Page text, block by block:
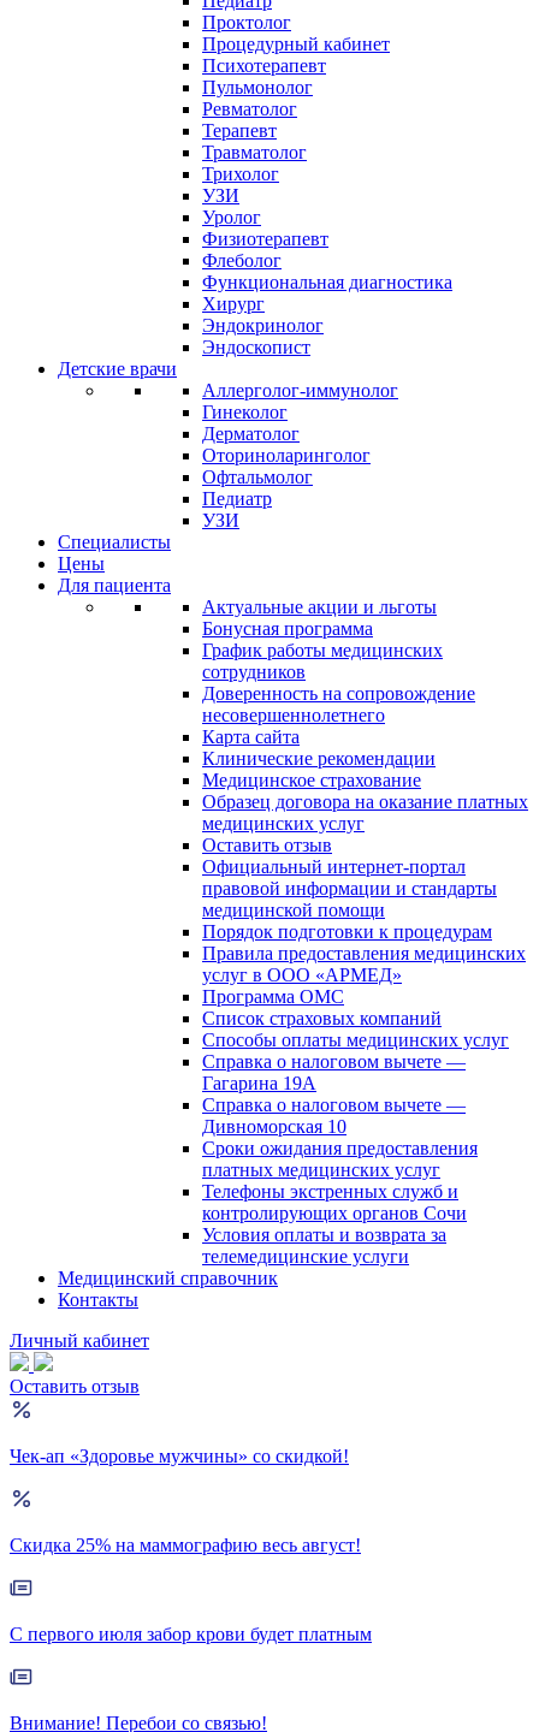
Проктолог
Процедурный кабинет
Психотерапевт
Пульмонолог
Ревматолог
Терапевт
Травматолог
Трихолог
УЗИ
Уролог
Физиотерапевт
Флеболог
Функциональная диагностика
Хирург
Эндокринолог
Эндоскопист
Детские врачи
Аллерголог-иммунолог
Гинеколог
Дерматолог
Оториноларинголог
Офтальмолог
Педиатр
УЗИ
Специалисты
Цены
Для пациента
Актуальные акции и льготы
Бонусная программа
График работы медицинских
сотрудников
Доверенность на сопровождение
несовершеннолетнего
Карта сайта
Клинические рекомендации
Медицинское страхование
Образец договора на оказание платных
медицинских услуг
Оставить отзыв
Официальный интернет-портал
правовой информации и стандарты
медицинской помощи
Порядок подготовки к процедурам
Правила предоставления медицинских
услуг в ООО «АРМЕД»
Программа ОМС
Список страховых компаний
Способы оплаты медицинских услуг
Справка о налоговом вычете —
Гагарина 19А
Справка о налоговом вычете —
Дивноморская 10
Сроки ожидания предоставления
платных медицинских услуг
Телефоны экстренных служб и
контролирующих органов Сочи
Условия оплаты и возврата за
телемедицинские услуги
Медицинский справочник
Контакты
Личный кабинет
Оставить отзыв
Чек-ап «Здоровье мужчины» со скидкой!
Скидка 25% на маммографию весь август!
С первого июля забор крови будет платным
Внимание! Перебои со связью!